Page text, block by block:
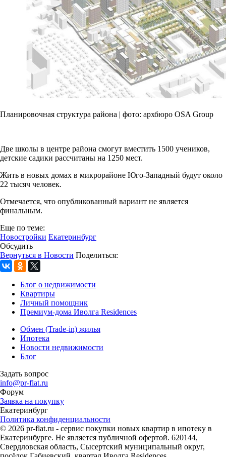
Планировочная структура района | фото: архбюро OSA Group
Две школы в центре района смогут вместить 1500 учеников,
детские садики рассчитаны на 1250 мест.
Жить в новых домах в микрорайоне Юго-Западный будут около
22 тысяч человек.
Отмечается, что опубликованный вариант не является
финальным.
Еще по теме:
Новостройки Екатеринбург
Обсудить
Вернуться в Новости Поделиться:
Блог о недвижимости
Квартиры
Личный помощник
Премиум-дома Иволга Residences
Обмен (Trade-in) жилья
Ипотека
Новости недвижимости
Блог
Задать вопрос
info@pr-flat.ru
Форум
Заявка на покупку
Екатеринбург
Политика конфиденциальности
© 2026 pr-flat.ru - сервис покупки новых квартир в ипотеку в
Екатеринбурге. Не является публичной офертой. 620144,
Свердловская область, Сысертский муниципальный округ,